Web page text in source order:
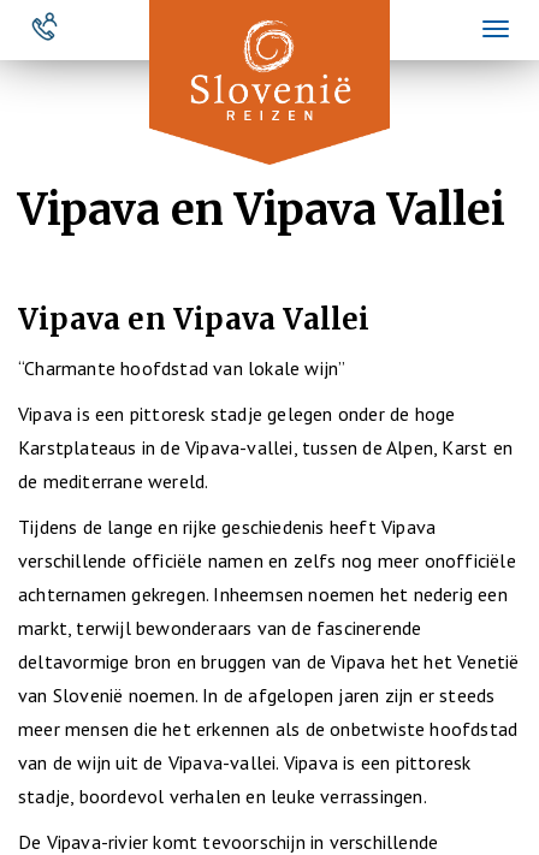
Overslaan
naar
Vipava en Vipava Vallei
Vipava en Vipava Vallei
“Charmante hoofdstad van lokale wijn”
Vipava is een pittoresk stadje gelegen onder de hoge
Karstplateaus in de Vipava-vallei, tussen de Alpen, Karst en
de mediterrane wereld.
Tijdens de lange en rijke geschiedenis heeft Vipava
verschillende officiële namen en zelfs nog meer onofficiële
achternamen gekregen. Inheemsen noemen het nederig een
markt, terwijl bewonderaars van de fascinerende
deltavormige bron en bruggen van de Vipava het het Venetië
van Slovenië noemen. In de afgelopen jaren zijn er steeds
meer mensen die het erkennen als de onbetwiste hoofdstad
van de wijn uit de Vipava-vallei. Vipava is een pittoresk
stadje, boordevol verhalen en leuke verrassingen.
De Vipava-rivier komt tevoorschijn in verschillende